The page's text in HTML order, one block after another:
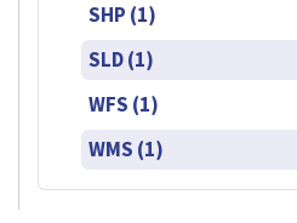
SHP (1)
SLD (1)
WFS (1)
WMS (1)